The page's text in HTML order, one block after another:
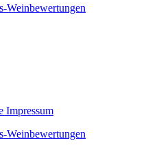
Weinbewertungen
Impressum
Weinbewertungen